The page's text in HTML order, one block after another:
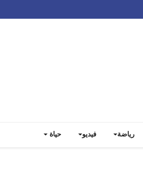
رياضة فيديو حياة